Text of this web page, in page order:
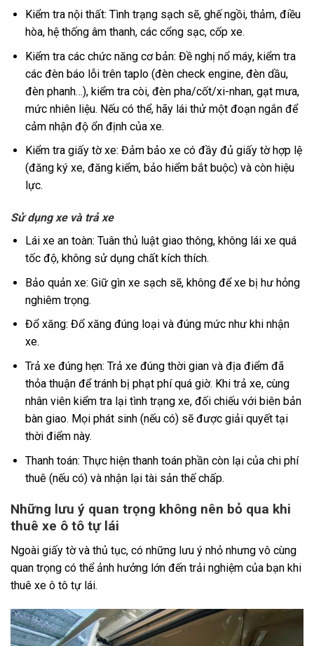
Kiểm tra nội thất: Tình trạng sạch sẽ, ghế ngồi, thảm, điều
hòa, hệ thống âm thanh, các cổng sạc, cốp xe.
Kiểm tra các chức năng cơ bản: Đề nghị nổ máy, kiểm tra
các đèn báo lỗi trên taplo (đèn check engine, đèn dầu,
đèn phanh…), kiểm tra còi, đèn pha/cốt/xi-nhan, gạt mưa,
mức nhiên liệu. Nếu có thể, hãy lái thử một đoạn ngắn để
cảm nhận độ ổn định của xe.
Kiểm tra giấy tờ xe: Đảm bảo xe có đầy đủ giấy tờ hợp lệ
(đăng ký xe, đăng kiểm, bảo hiểm bắt buộc) và còn hiệu
lực.
Sử dụng xe và trả xe
Lái xe an toàn: Tuân thủ luật giao thông, không lái xe quá
tốc độ, không sử dụng chất kích thích.
Bảo quản xe: Giữ gìn xe sạch sẽ, không để xe bị hư hỏng
nghiêm trọng.
Đổ xăng: Đổ xăng đúng loại và đúng mức như khi nhận
xe.
Trả xe đúng hẹn: Trả xe đúng thời gian và địa điểm đã
thỏa thuận để tránh bị phạt phí quá giờ. Khi trả xe, cùng
nhân viên kiểm tra lại tình trạng xe, đối chiếu với biên bản
bàn giao. Mọi phát sinh (nếu có) sẽ được giải quyết tại
thời điểm này.
Thanh toán: Thực hiện thanh toán phần còn lại của chi phí
thuê (nếu có) và nhận lại tài sản thế chấp.
Những lưu ý quan trọng không nên bỏ qua khi
thuê xe ô tô tự lái
Ngoài giấy tờ và thủ tục, có những lưu ý nhỏ nhưng vô cùng
quan trọng có thể ảnh hưởng lớn đến trải nghiệm của bạn khi
thuê xe ô tô tự lái.